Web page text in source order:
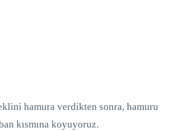
hamura verdikten sonra, hamuru
kısmına koyuyoruz.